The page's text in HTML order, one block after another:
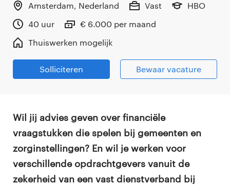
Amsterdam, Nederland
Vast
HBO
40 uur
€ 6.000 per maand
Thuiswerken mogelijk
Solliciteren Bewaar vacature
Wil jij advies geven over financiële
vraagstukken die spelen bij gemeenten en
zorginstellingen? En wil je werken voor
verschillende opdrachtgevers vanuit de
zekerheid van een vast dienstverband bij